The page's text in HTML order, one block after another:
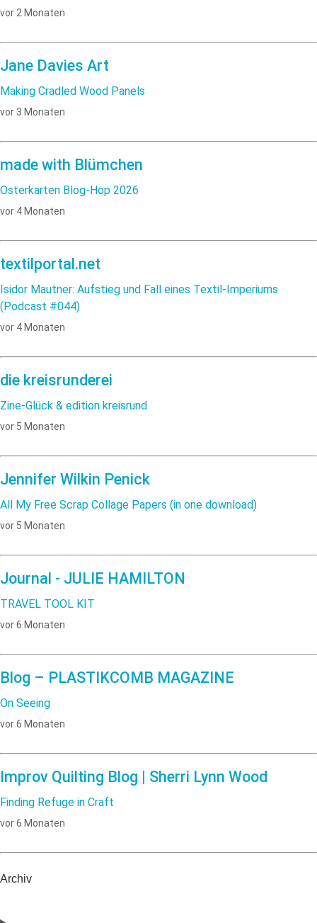
vor 2 Monaten
Jane Davies Art
Making Cradled Wood Panels
vor 3 Monaten
made with Blümchen
Osterkarten Blog-Hop 2026
vor 4 Monaten
textilportal.net
Isidor Mautner: Aufstieg und Fall eines Textil-Imperiums
(Podcast #044)
vor 4 Monaten
die kreisrunderei
Zine-Glück & edition kreisrund
vor 5 Monaten
Jennifer Wilkin Penick
All My Free Scrap Collage Papers (in one download)
vor 5 Monaten
Journal - JULIE HAMILTON
TRAVEL TOOL KIT
vor 6 Monaten
Blog – PLASTIKCOMB MAGAZINE
On Seeing
vor 6 Monaten
Improv Quilting Blog | Sherri Lynn Wood
Finding Refuge in Craft
vor 6 Monaten
Archiv